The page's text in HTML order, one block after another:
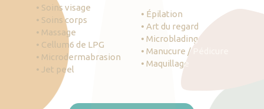
• Soins visage
• Soins corps
• Massage
• Cellum6 de LPG
• Microdermabrasion
• Jet peel
• Épilation
• Art du regard
• Microblading
• Manucure / Pédicure
• Maquillage